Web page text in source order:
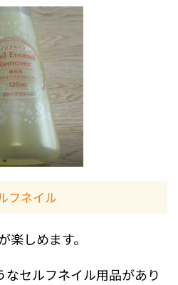
フネイル
楽しめます。
セルフネイル用品があり